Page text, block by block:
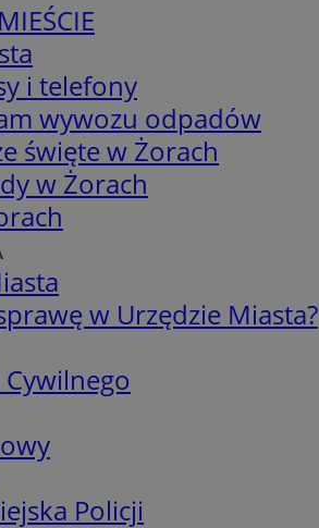
i telefony
wywozu odpadów
święte w Żorach
w Żorach
w Urzędzie Miasta?
Policji